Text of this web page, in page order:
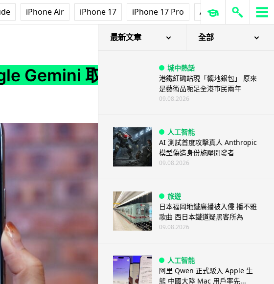
iPhone Air iPhone 17 iPhone 17 Pro AirPods Pro 3
Gemini 取
最新文章 全部
城中熱話
港鐵紅磡站現「黐地銀包」 原來
是藝術品呃足全港市民兩年
09.08.2026
人工智能
AI 測試首度攻擊真人 Anthropic
模型偽造身份施壓開發者
09.08.2026
旅遊
日本福岡地鐵廣播被入侵 播不雅
歌曲 西日本鐵道疑黑客所為
09.08.2026
人工智能
阿里 Qwen 正式駁入 Apple 生
態 中國大陸 Mac 用戶率先...